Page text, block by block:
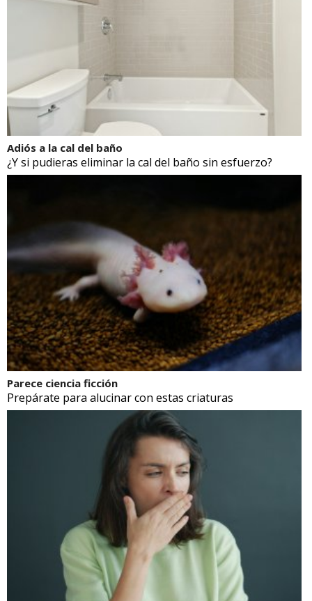
Adiós a la cal del baño
¿Y si pudieras eliminar la cal del baño sin esfuerzo?
Parece ciencia ficción
Prepárate para alucinar con estas criaturas